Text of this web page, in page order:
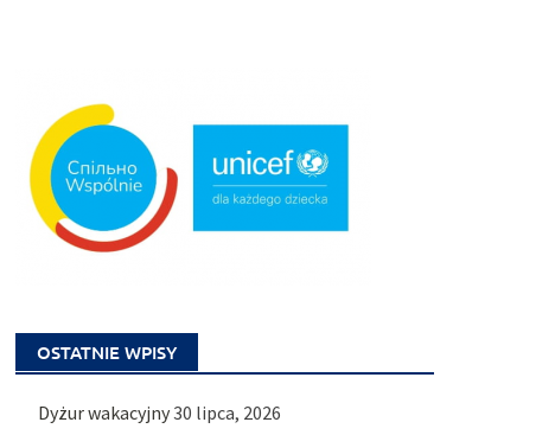
OSTATNIE WPISY
Dyżur wakacyjny30 lipca, 2026